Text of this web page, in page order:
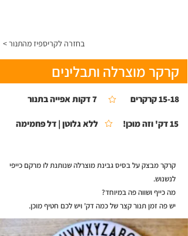
< בחזרה לקריספיז מהתנור
קרקר מוצרלה ותבלינים
7 דקות אפייה בתנור 15-18 קרקרים
ללא גלוטן | דל פחמימה 15 דק' וזה מוכן!
קרקר מבצק על בסיס גבינת מוצרלה שנותנת לו מרקם כייפי
לנשנוש.
מה כייף ושווה פה במיוחד?
יש פה זמן תנור קצר של כמה דק' ויש לכם חטיף מוכן.